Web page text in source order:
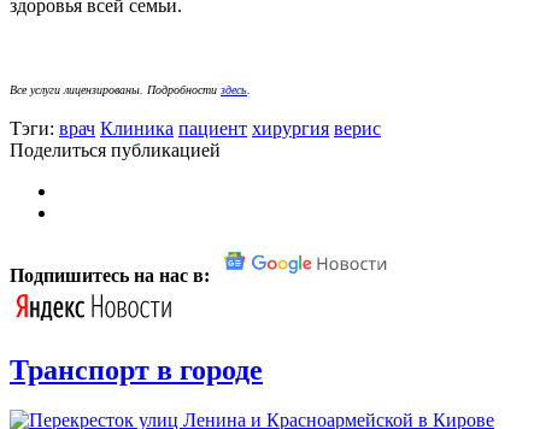
здоровья всей семьи.
Все услуги лицензированы. Подробности здесь
Тэги: врач Клиника пациент хирургия верис
Поделиться публикацией
Подпишитесь на нас в:
Транспорт в городе